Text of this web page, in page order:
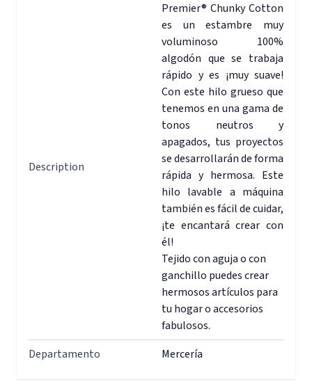
Description
Premier® Chunky Cotton
es un estambre muy
voluminoso 100%
algodón que se trabaja
rápido y es ¡muy suave!
Con este hilo grueso que
tenemos en una gama de
tonos neutros y
apagados, tus proyectos
se desarrollarán de forma
rápida y hermosa. Este
hilo lavable a máquina
también es fácil de cuidar,
¡te encantará crear con
él!
Tejido con aguja o con
ganchillo puedes crear
hermosos artículos para
tu hogar o accesorios
fabulosos.
Departamento
Mercería